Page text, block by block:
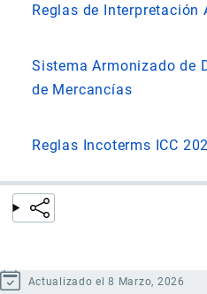
Reglas de Interpretación
Sistema Armonizado de
de Mercancías
Reglas Incoterms ICC
Actualizado el 8 Marzo, 2026